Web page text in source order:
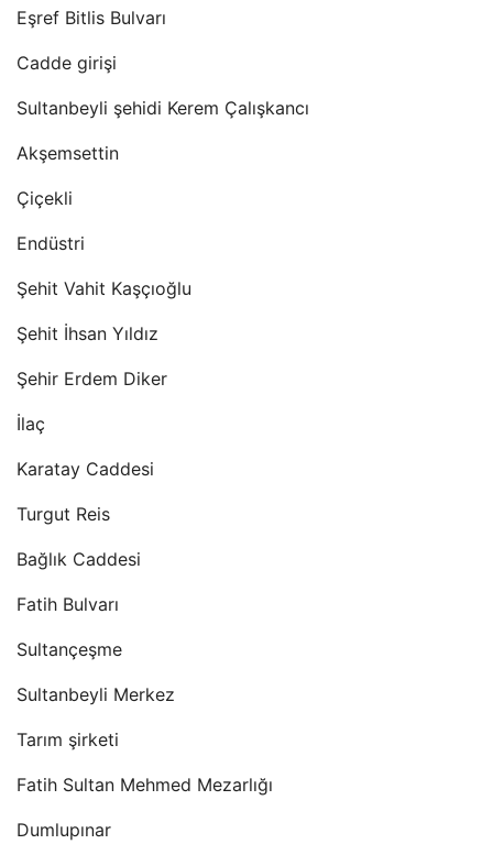
Eşref Bitlis Bulvarı
Cadde girişi
Sultanbeyli şehidi Kerem Çalışkancı
Akşemsettin
Çiçekli
Endüstri
Şehit Vahit Kaşçıoğlu
Şehit İhsan Yıldız
Şehir Erdem Diker
İlaç
Karatay Caddesi
Turgut Reis
Bağlık Caddesi
Fatih Bulvarı
Sultançeşme
Sultanbeyli Merkez
Tarım şirketi
Fatih Sultan Mehmed Mezarlığı
Dumlupınar